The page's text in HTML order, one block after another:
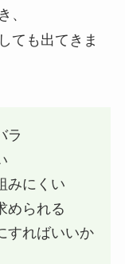
、
ても出てきま
ラ
みにくい
められる
すればいいか